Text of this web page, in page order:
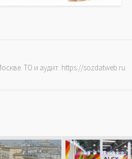
ТО и аудит. https://sozdatweb.ru